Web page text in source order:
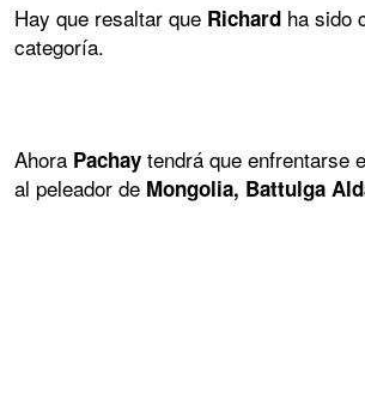
Hay que resaltar que Richard ha sido
categoría.
Ahora Pachay tendrá que enfrentarse
al peleador de Mongolia, Battulga